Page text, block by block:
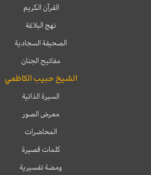
القرآن الكريم
نهج البلاغة
الصحيفة السجادية
مفاتيح الجنان
الشيخ حبيب الكاظمي
السيرة الذاتية
معرض الصور
المحاضرات
كلمات قصيرة
ومضة تفسيرية